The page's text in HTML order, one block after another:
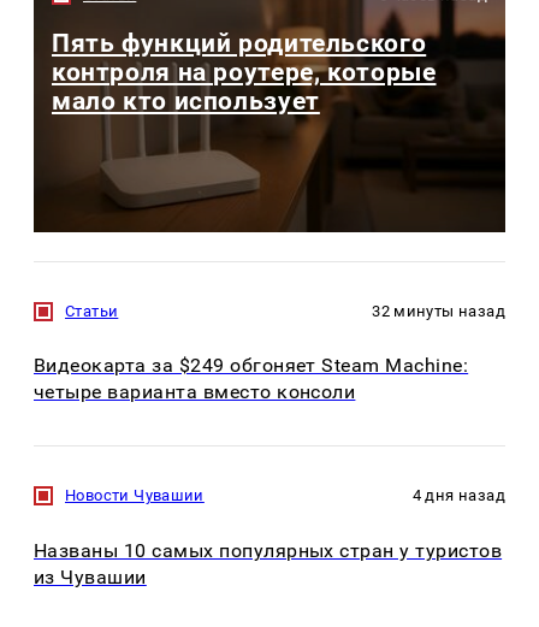
Пять функций родительского
контроля на роутере, которые
мало кто использует
Статьи 32 минуты назад
Видеокарта за $249 обгоняет Steam Machine:
четыре варианта вместо консоли
Новости Чувашии 4 дня назад
Названы 10 самых популярных стран у туристов
из Чувашии